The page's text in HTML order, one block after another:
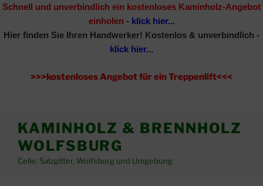
Schnell und unverbindlich ein kostenloses Kaminholz-Angebot
einholen -klick hier...
Hier finden Sie Ihren Handwerker! Kostenlos & unverbindlich -
klick hier...
>>>kostenloses Angebot für ein Treppenlift<<<
Inhalt
springen
KAMINHOLZ & BRENNHOLZ
WOLFSBURG
Celle, Salzgitter, Wolfsburg und Umgebung